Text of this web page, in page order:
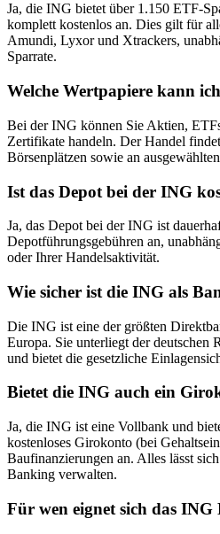
Ja, die ING bietet über 1.150 ETF-
komplett kostenlos an. Dies gilt für
Amundi, Lyxor und Xtrackers,
Sparrate.
Welche Wertpapiere kann
Bei der ING können Sie Aktien,
Zertifikate handeln. Der Handel
Börsenplätzen sowie an
Ist das Depot bei der ING
Ja, das Depot bei der ING ist
Depotführungsgebühren an,
oder Ihrer Handelsaktivität.
Wie sicher ist die ING als
Die ING ist eine der größten
Europa. Sie unterliegt der deutschen
und bietet die gesetzliche
Bietet die ING auch ein
Ja, die ING ist eine Vollbank und
kostenloses Girokonto (bei
Baufinanzierungen an. Alles lässt
Banking verwalten.
Für wen eignet sich das ING